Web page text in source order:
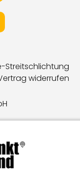
Streitschlichtung
widerrufen